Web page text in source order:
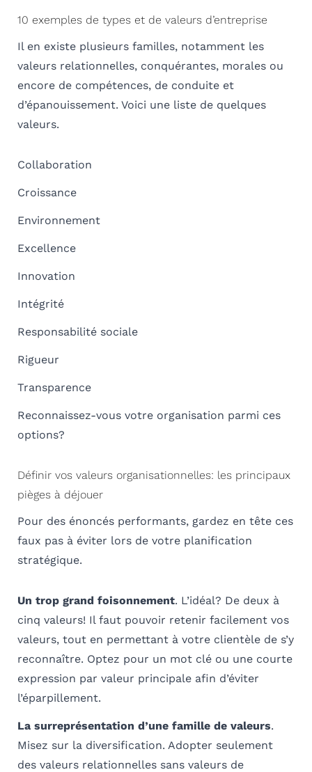
10 exemples de types et de valeurs d’entreprise
Il en existe plusieurs familles, notamment les
valeurs relationnelles, conquérantes, morales ou
encore de compétences, de conduite et
d’épanouissement. Voici une liste de quelques
valeurs.
Collaboration
Croissance
Environnement
Excellence
Innovation
Intégrité
Responsabilité sociale
Rigueur
Transparence
Reconnaissez-vous votre organisation parmi ces
options?
Définir vos valeurs organisationnelles: les principaux
pièges à déjouer
Pour des énoncés performants, gardez en tête ces
faux pas à éviter lors de votre planification
stratégique.
Un trop grand foisonnement. L’idéal? De deux à
cinq valeurs! Il faut pouvoir retenir facilement vos
valeurs, tout en permettant à votre clientèle de s’y
reconnaître. Optez pour un mot clé ou une courte
expression par valeur principale afin d’éviter
l’éparpillement.
La surreprésentation d’une famille de valeurs.
Misez sur la diversification. Adopter seulement
des valeurs relationnelles sans valeurs de